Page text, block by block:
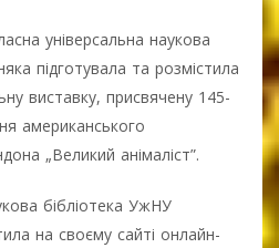
універсальна наукова
підготувала та розмістила
виставку, присвячену 145-
американського
„Великий анімаліст”.
бібліотека УжНУ
на своєму сайті онлайн-